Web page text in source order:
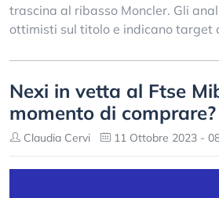
trascina al ribasso Moncler. Gli
ottimisti sul titolo e indicano target
Nexi in vetta al Ftse
momento di comprare?
Claudia Cervi 11 Ottobre 2023 -